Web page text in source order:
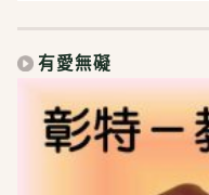
有愛無礙